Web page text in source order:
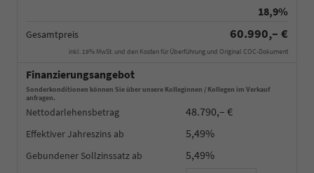
18,9%
Gesamtpreis 60.990,– €
inkl. 19% MwSt. und den Kosten für Überführung und Original COC-Dokument
Finanzierungsangebot
Sonderkonditionen können Sie über unsere Kolleginnen / Kollegen im Verkauf
anfragen.
Nettodarlehensbetrag 48.790,– €
Effektiver Jahreszins 5,49%
Gebundener Sollzinssatz 5,49%